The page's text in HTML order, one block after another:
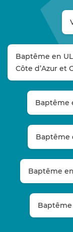
Baptême en
Côte d’Azur et
Baptême
Baptême
Baptême